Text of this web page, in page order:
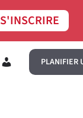
S'INSCRIRE
PLANIFIER